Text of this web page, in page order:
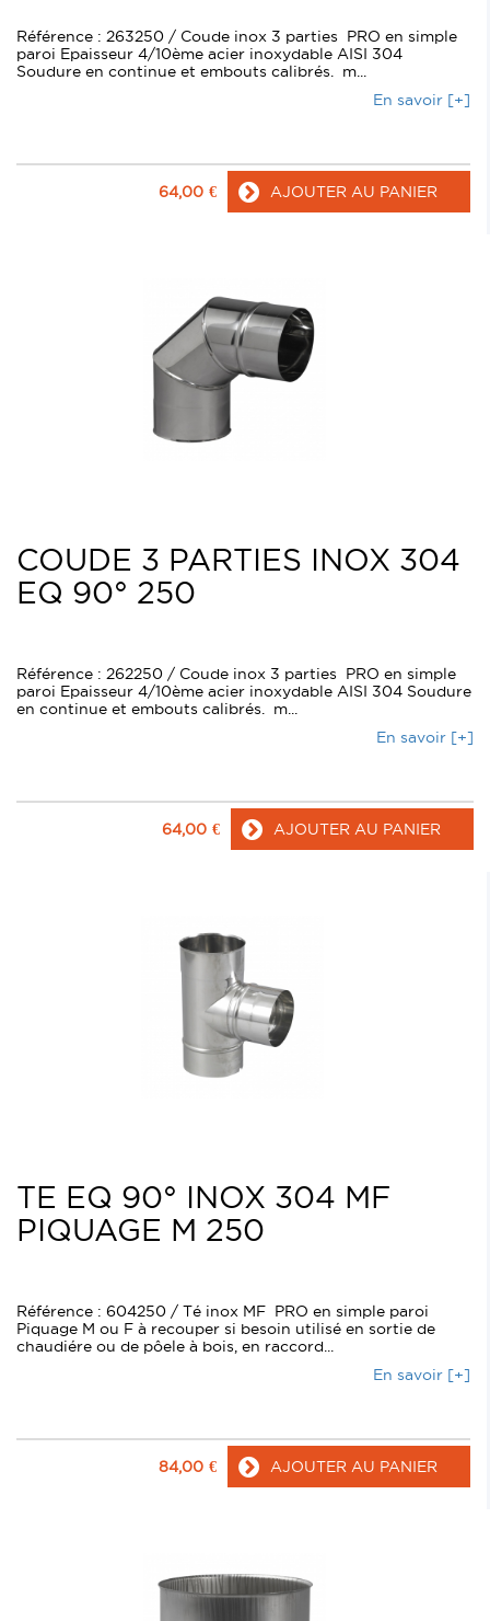
Référence : 263250 / Coude inox 3 parties PRO en simple
paroi Epaisseur 4/10ème acier inoxydable AISI 304
Soudure en continue et embouts calibrés. m...
En savoir [+]
64,00 € AJOUTER AU PANIER
COUDE 3 PARTIES INOX 304
EQ 90° 250
Référence : 262250 / Coude inox 3 parties PRO en simple
paroi Epaisseur 4/10ème acier inoxydable AISI 304 Soudure
en continue et embouts calibrés. m...
En savoir [+]
64,00 € AJOUTER AU PANIER
TE EQ 90° INOX 304 MF
PIQUAGE M 250
Référence : 604250 / Té inox MF PRO en simple paroi
Piquage M ou F à recouper si besoin utilisé en sortie de
chaudiére ou de pôele à bois, en raccord...
En savoir [+]
84,00 € AJOUTER AU PANIER